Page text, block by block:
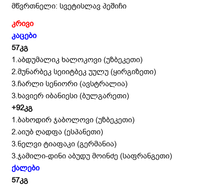
მწვრთნელი: სვეტისლავ პეშიჩი
კრივი
კაცები
57კგ
1.აბდუმალიკ ხალოკოვი (უზბეკეთი)
2.მუნარბეკ სეიიტბეკ უულუ (ყირგიზეთი)
3.ჩარლი სენიორი (ავსტრალია)
3.ხავიერ იბანიესი (ბულგარეთი)
+92კგ
1.ბახოდირ ჯაბოლოვი (უზბეკეთი)
2.აიუბ ღადფა (ესპანეთი)
3.ნელვი ტიაფაკი (გერმანია)
3.ჯამილი-დინი აბუდუ მოინძე (საფრანგეთი)
ქალები
57კგ